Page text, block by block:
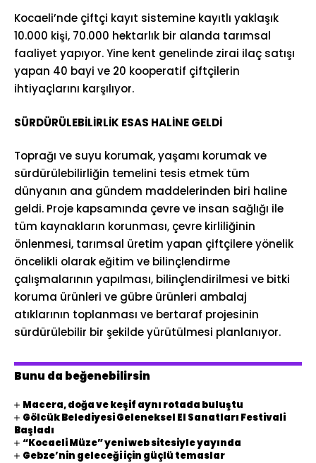
Kocaeli’nde çiftçi kayıt sistemine kayıtlı yaklaşık
10.000 kişi, 70.000 hektarlık bir alanda tarımsal
faaliyet yapıyor. Yine kent genelinde zirai ilaç satışı
yapan 40 bayi ve 20 kooperatif çiftçilerin
ihtiyaçlarını karşılıyor.
SÜRDÜRÜLEBİLİRLİK ESAS HALİNE GELDİ
Toprağı ve suyu korumak, yaşamı korumak ve
sürdürülebilirliğin temelini tesis etmek tüm
dünyanın ana gündem maddelerinden biri haline
geldi. Proje kapsamında çevre ve insan sağlığı ile
tüm kaynakların korunması, çevre kirliliğinin
önlenmesi, tarımsal üretim yapan çiftçilere yönelik
öncelikli olarak eğitim ve bilinçlendirme
çalışmalarının yapılması, bilinçlendirilmesi ve bitki
koruma ürünleri ve gübre ürünleri ambalaj
atıklarının toplanması ve bertaraf projesinin
sürdürülebilir bir şekilde yürütülmesi planlanıyor.
Bunu da beğenebilirsin
Macera, doğa ve keşif aynı rotada buluştu
Gölcük Belediyesi Geleneksel El Sanatları Festivali
Başladı
“Kocaeli Müze” yeni web sitesiyle yayında
Gebze’nin geleceği için güçlü temaslar